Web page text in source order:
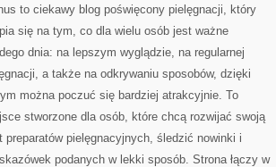
to ciekawy blog poświęcony pielęgnacji, który
się na tym, co dla wielu osób jest ważne
dnia: na lepszym wyglądzie, na regularnej
a także na odkrywaniu sposobów, dzięki
można poczuć się bardziej atrakcyjnie. To
stworzone dla osób, które chcą rozwijać swoją
preparatów pielęgnacyjnych, śledzić nowinki i
podanych w lekki sposób. Strona łączy w